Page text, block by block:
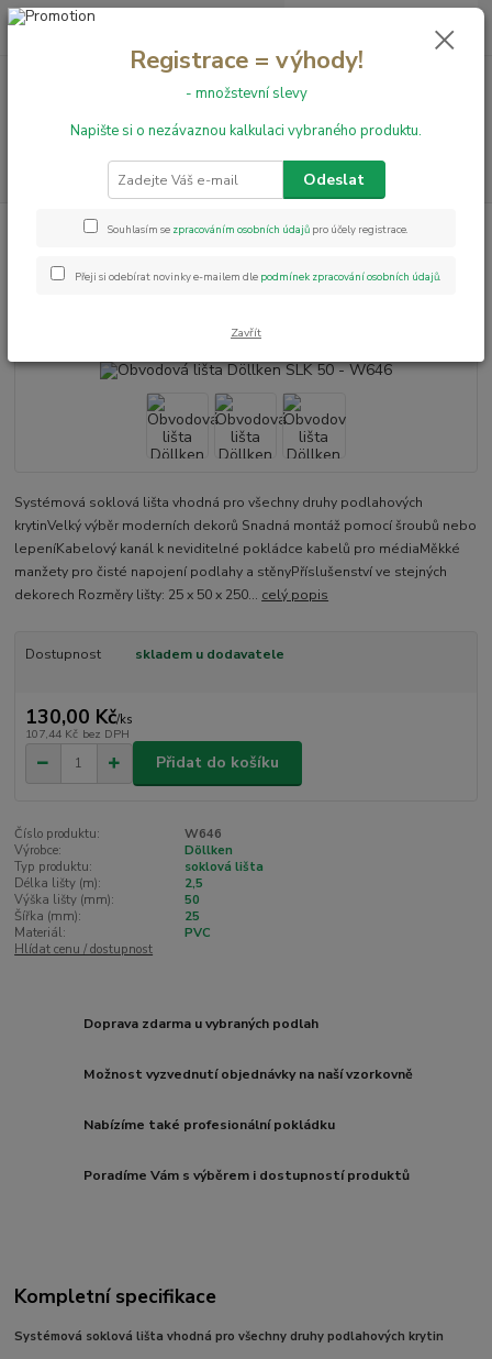
+420 731 199 591 0,00 Kč
Obvodové lišty Obvodová lišta Döllken SLK 50 - W646
Obvodová lišta Döllken SLK 50 -
Systémová soklová lišta vhodná pro všechny druhy podlahových
krytinVelký výběr moderních dekorů Snadná montáž pomocí šroubů nebo
lepeníKabelový kanál k neviditelné pokládce kabelů pro médiaMěkké
manžety pro čisté napojení podlahy a stěnyPříslušenství ve stejných
dekorech Rozměry lišty: 25 x 50 x 250... celý popis
Dostupnost skladem u dodavatele
130,00 Kč/ks
107,44 Kč bez DPH
Přidat do košíku
Číslo produktu:
W646
Výrobce:
Döllken
Typ produktu:
soklová lišta
Délka lišty (m):
2,5
Výška lišty (mm):
50
Šířka (mm):
25
Materiál:
PVC
Hlídat cenu / dostupnost
Doprava zdarma u vybraných podlah
Možnost vyzvednutí objednávky na naší vzorkovně
Nabízíme také profesionální pokládku
Poradíme Vám s výběrem i dostupností produktů
Kompletní specifikace
Systémová soklová lišta vhodná pro všechny druhy podlahových krytin
Registrace = výhody!
- množstevní slevy
Napište si o nezávaznou kalkulaci vybraného produktu.
Odeslat
Souhlasím se zpracováním osobních údajů pro účely registrace.
Přeji si odebírat novinky e-mailem dle podmínek zpracování osobních údajů.
Zavřít